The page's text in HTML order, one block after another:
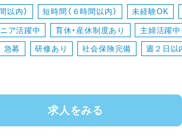
・登園、降園時の子どもたちのあた
・1日を通して行われる集団活動や個
・子どもたちの興味や個性に合わせ
・手洗いやうがい、水分補給、トイレ
以内） 短時間（６時間以内） 未経験OK
ア活躍中 育休・産休制度あり 主婦活躍中
急募 研修あり 社会保険完備 週２日以
求人をみる